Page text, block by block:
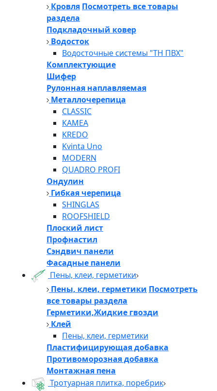
Кровля Посмотреть все товары
раздела
Подкладочный ковер
Водосток
Водосточные системы "ТН ПВХ"
Комплектующие
Шифер
Рулонная наплавляемая
Металлочерепица
CLASSIC
KAMEA
KREDO
Kvinta Uno
MODERN
QUADRO PROFI
Ондулин
Гибкая черепица
SHINGLAS
ROOFSHIELD
Плоский лист
Профнастил
Сэндвич панели
Фасадные панели
Пены, клеи, герметики
Пены, клеи, герметики Посмотреть
все товары раздела
Герметики,Жидкие гвозди
Клей
Пены, клеи, герметики
Пластифицирующая добавка
Противоморозная добавка
Монтажная пена
Тротуарная плитка, поребрик